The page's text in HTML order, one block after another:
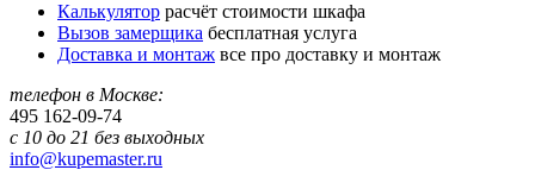
Калькулятор расчёт стоимости шкафа
Вызов замерщика бесплатная услуга
Доставка и монтаж все про доставку и монтаж
телефон в Москве:
495 162-09-74
с 10 до 21 без выходных
info@kupemaster.ru